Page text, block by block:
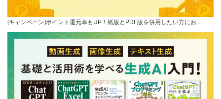
[キャンペーン]ポイント還元率もUP！紙版とPDF版を併用したい方にお…